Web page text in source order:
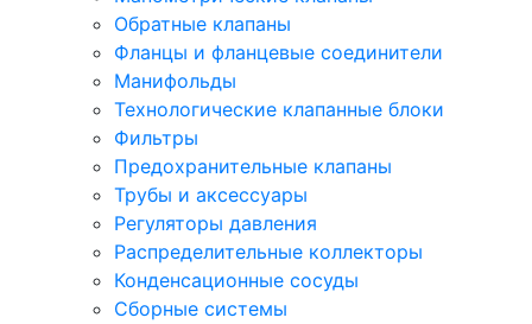
Обратные клапаны
Фланцы и фланцевые соединители
Манифольды
Технологические клапанные блоки
Фильтры
Предохранительные клапаны
Трубы и аксессуары
Регуляторы давления
Распределительные коллекторы
Конденсационные сосуды
Сборные системы